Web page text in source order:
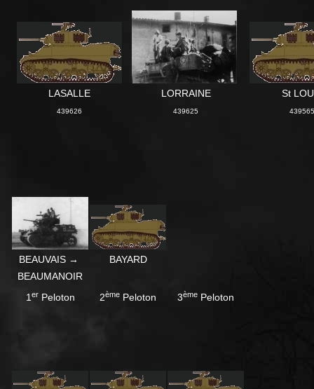
LASALLE
439626
LORRAINE
439625
St
439565
BEAUVAIS →
BEAUMANOIR
BAYARD
1 erPeloton 2ème Peloton 3ème Peloton